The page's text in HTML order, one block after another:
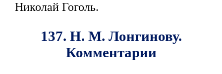
Николай Гоголь.
137. Н. М. Лонгинову.
Комментарии